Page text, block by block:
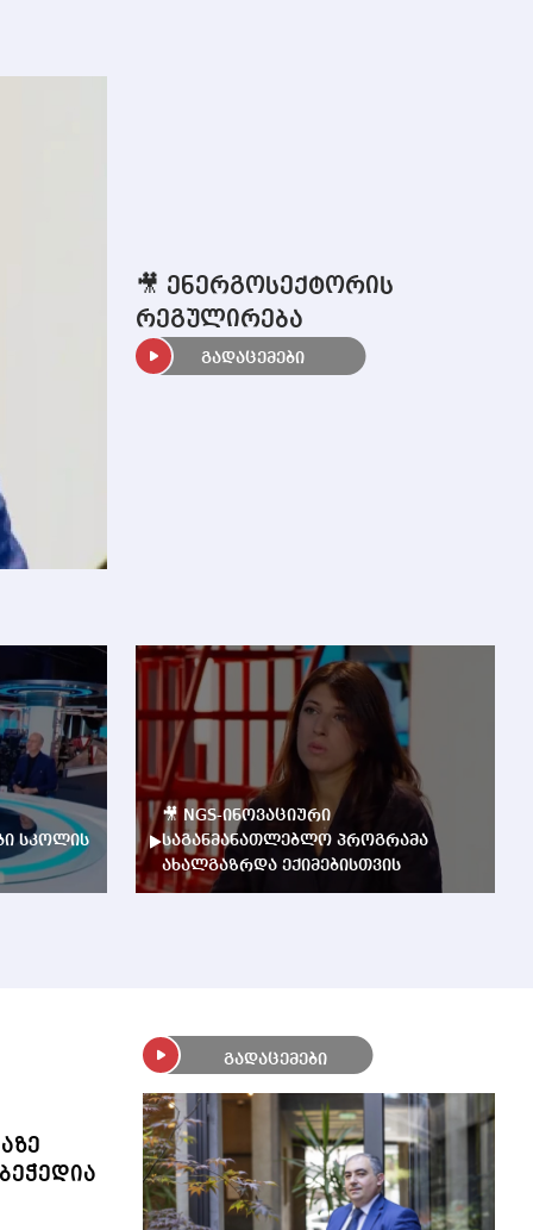
🎥 ენერგოსექტორის
რეგულირება
გადაცემები
სკოლის
🎥 NGS-ინოვაციური
საგანმანათლებლო პროგრამა
ახალგაზრდა ექიმებისთვის
გადაცემები